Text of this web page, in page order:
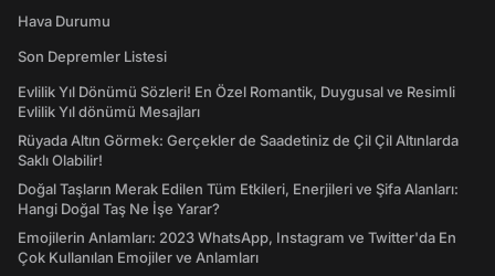
Hava Durumu
Son Depremler Listesi
Evlilik Yıl Dönümü Sözleri! En Özel Romantik, Duygusal ve Resimli
Evlilik Yıl dönümü Mesajları
Rüyada Altın Görmek: Gerçekler de Saadetiniz de Çil Çil Altınlarda
Saklı Olabilir!
Doğal Taşların Merak Edilen Tüm Etkileri, Enerjileri ve Şifa Alanları:
Hangi Doğal Taş Ne İşe Yarar?
Emojilerin Anlamları: 2023 WhatsApp, Instagram ve Twitter'da En
Çok Kullanılan Emojiler ve Anlamları